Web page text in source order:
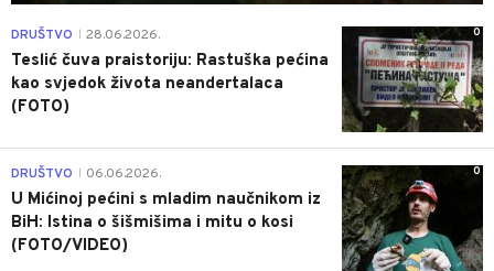
0
DRUŠTVO 28.06.2026.
Teslić čuva praistoriju: Rastuška pećina
kao svjedok života neandertalaca
(FOTO)
0
DRUŠTVO 06.06.2026.
U Mićinoj pećini s mladim naučnikom iz
BiH: Istina o šišmišima i mitu o kosi
(FOTO/VIDEO)